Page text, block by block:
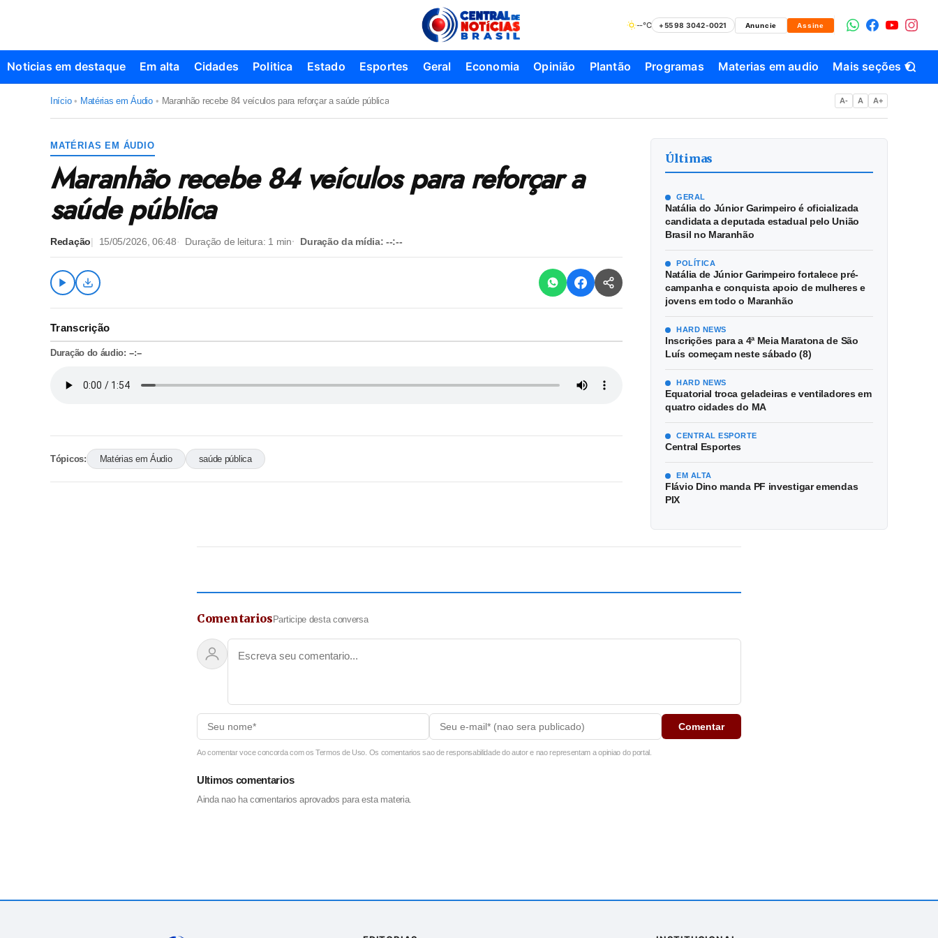
--°C +55 98 3042-0021 Anuncie Assine
Noticias em destaque Em alta Cidades Politica Estado Esportes Geral Economia Opinião Plantão Programas Materias em audio Mais seções ▾
Início • Matérias em Áudio • Maranhão recebe 84 veículos para reforçar a saúde pública A- A A+
MATÉRIAS EM ÁUDIO
Maranhão recebe 84 veículos para reforçar a
saúde pública
Redação 15/05/2026, 06:48 Duração de leitura: 1 min Duração da mídia:--:--
Transcrição
Duração do áudio: --:--
Tópicos: Matérias em Áudio saúde pública
Últimas
GERAL
Natália do Júnior Garimpeiro é oficializada
candidata a deputada estadual pelo União
Brasil no Maranhão
POLÍTICA
Natália de Júnior Garimpeiro fortalece pré-
campanha e conquista apoio de mulheres e
jovens em todo o Maranhão
HARD NEWS
Inscrições para a 4ª Meia Maratona de São
Luís começam neste sábado (8)
HARD NEWS
Equatorial troca geladeiras e ventiladores em
quatro cidades do MA
CENTRAL ESPORTE
Central Esportes
EM ALTA
Flávio Dino manda PF investigar emendas
PIX
Comentarios Participe desta conversa
Comentar
Ao comentar voce concorda com os Termos de Uso. Os comentarios sao de responsabilidade do autor e nao representam a opiniao do portal.
Ultimos comentarios
Ainda nao ha comentarios aprovados para esta materia.